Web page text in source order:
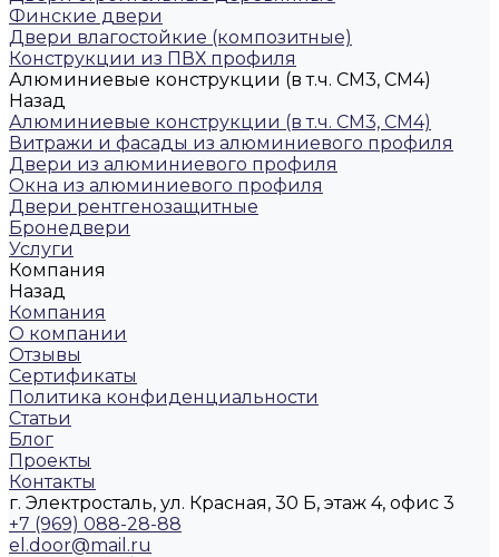
Финские двери
Двери влагостойкие (композитные)
Конструкции из ПВХ профиля
Алюминиевые конструкции (в т.ч. СМ3, СМ4)
Назад
Алюминиевые конструкции (в т.ч. СМ3, СМ4)
Витражи и фасады из алюминиевого профиля
Двери из алюминиевого профиля
Окна из алюминиевого профиля
Двери рентгенозащитные
Бронедвери
Услуги
Компания
Назад
Компания
О компании
Отзывы
Сертификаты
Политика конфиденциальности
Статьи
Блог
Проекты
Контакты
г. Электросталь, ул. Красная, 30 Б, этаж 4, офис 3
+7 (969) 088-28-88
el.door@mail.ru